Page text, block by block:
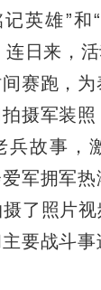
英雄”和
连日来，
赛跑，
摄军装
兵故事，
军拥军热
了照片
要战斗